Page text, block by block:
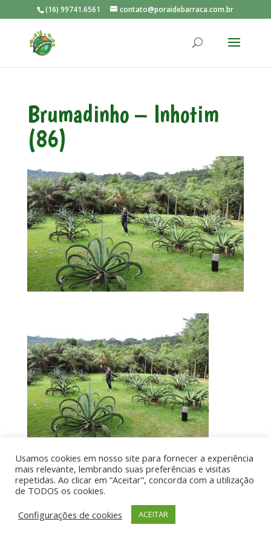
(16) 99741.6561 contato@poraidebarraca.com.br
Brumadinho – Inhotim
(86)
Por aí de Barraca - direitos reservados - Desenvolvido
por UIA WEB
Usamos cookies em nosso site para fornecer a experiência
mais relevante, lembrando suas preferências e visitas
repetidas. Ao clicar em “Aceitar”, concorda com a utilização
de TODOS os cookies.
Configurações de cookies
ACEITAR